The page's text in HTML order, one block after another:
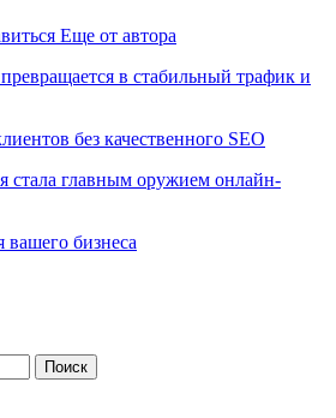
Еще от автора
в стабильный трафик и
без качественного SEO
стала главным оружием онлайн-
бизнеса